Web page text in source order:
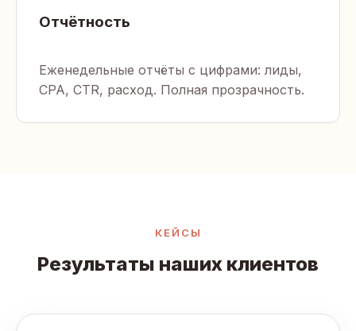
Отчётность
Еженедельные отчёты с цифрами: лиды,
CPA, CTR, расход. Полная прозрачность.
КЕЙСЫ
Результаты наших клиентов